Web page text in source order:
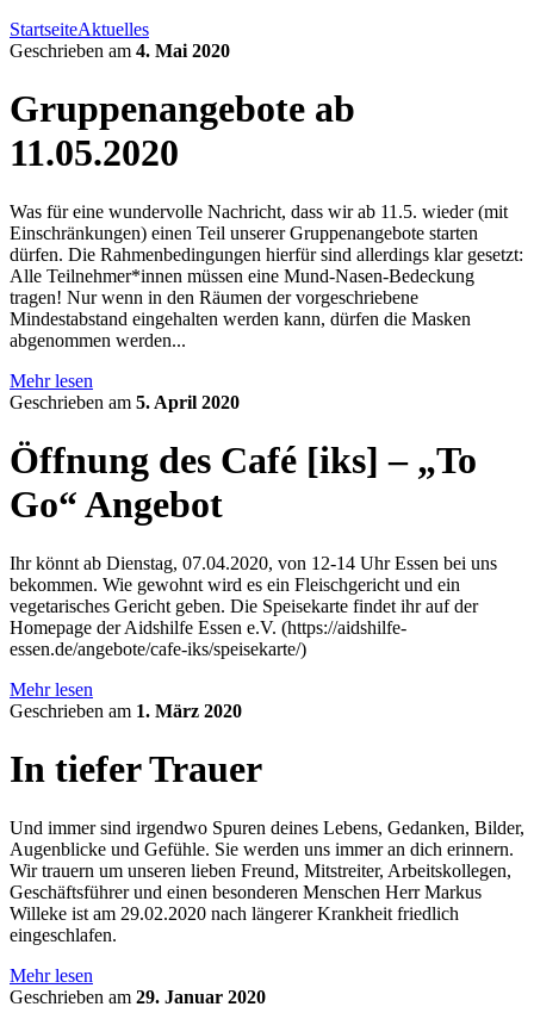
StartseiteAktuelles
Geschrieben am 4. Mai 2020
Gruppenangebote ab
11.05.2020
Was für eine wundervolle Nachricht, dass wir ab 11.5. wieder (mit
Einschränkungen) einen Teil unserer Gruppenangebote starten
dürfen. Die Rahmenbedingungen hierfür sind allerdings klar gesetzt:
Alle Teilnehmer*innen müssen eine Mund-Nasen-Bedeckung
tragen! Nur wenn in den Räumen der vorgeschriebene
Mindestabstand eingehalten werden kann, dürfen die Masken
abgenommen werden...
Mehr lesen
Geschrieben am 5. April 2020
Öffnung des Café [iks] – „To
Go“ Angebot
Ihr könnt ab Dienstag, 07.04.2020, von 12-14 Uhr Essen bei uns
bekommen. Wie gewohnt wird es ein Fleischgericht und ein
vegetarisches Gericht geben. Die Speisekarte findet ihr auf der
Homepage der Aidshilfe Essen e.V. (https://aidshilfe-
essen.de/angebote/cafe-iks/speisekarte/)
Mehr lesen
Geschrieben am 1. März 2020
In tiefer Trauer
Und immer sind irgendwo Spuren deines Lebens, Gedanken, Bilder,
Augenblicke und Gefühle. Sie werden uns immer an dich erinnern.
Wir trauern um unseren lieben Freund, Mitstreiter, Arbeitskollegen,
Geschäftsführer und einen besonderen Menschen Herr Markus
Willeke ist am 29.02.2020 nach längerer Krankheit friedlich
eingeschlafen.
Mehr lesen
Geschrieben am 29. Januar 2020